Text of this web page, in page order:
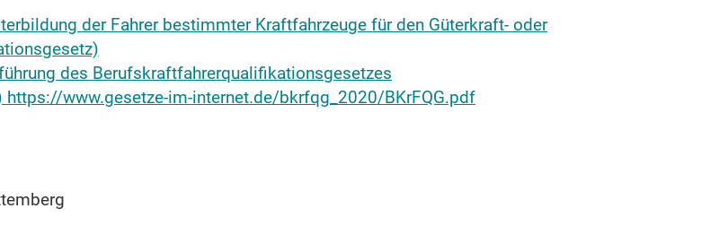
der Fahrer bestimmter Kraftfahrzeuge für den Güterkraft- oder
des Berufskraftfahrerqualifikationsgesetzes
www.gesetze-im-internet.de/bkrfqg_2020/BKrFQG.pdf